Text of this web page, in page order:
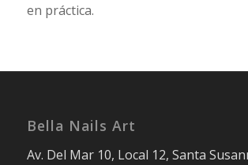
en práctica.
Bella Nails Art
Av. Del Mar 10, Local 12, Santa